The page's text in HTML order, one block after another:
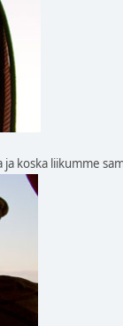
koska liikumme